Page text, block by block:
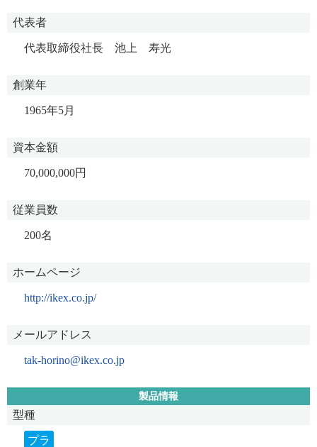
代表者
代表取締役社長 池上 寿光
創業年
1965年5月
資本金額
70,000,000円
従業員数
200名
ホームページ
http://ikex.co.jp/
メールアドレス
tak-horino@ikex.co.jp
製品情報
型種
プラ